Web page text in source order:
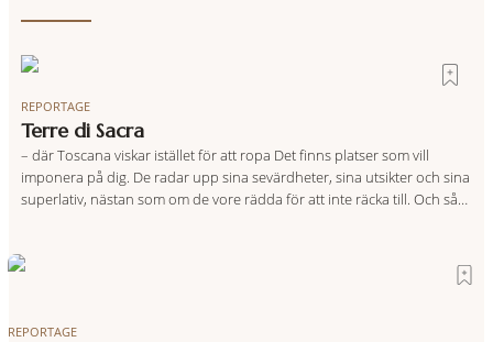
REPORTAGE
Terre di Sacra
– där Toscana viskar istället för att ropa Det finns platser som vill
imponera på dig. De radar upp sina sevärdheter, sina utsikter och sina
superlativ, nästan som om de vore rädda för att inte räcka till. Och så
REPORTAGE